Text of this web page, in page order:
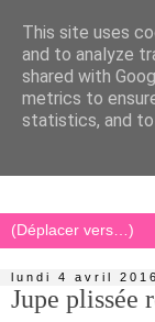
lundi 4 avril 2016
Jupe plissée
This site uses
and to analyze
shared with
metrics to
statistics, and